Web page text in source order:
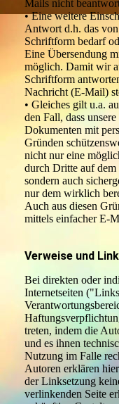
Mails nicht
• Eine weitere
Antwort d.h. das
Schriftform bedarf
Eine Übersendung
möglich. Damit wir
Schriftform
Nachricht (E-Mail)
• Gleiches gilt u.a.
den Fall, dass
Dokumenten mit
Gründen
nicht nur eine
durch Dritte auf dem
sondern auch
nur dem wirklich
Auch aus diesen
mittels einfacher E-
Verweise und
Bei direkten oder
Internetseiten
treten, indem die
und es ihnen
Nutzung im Falle
Autoren erklären
der Linksetzung
verlinkenden Seite